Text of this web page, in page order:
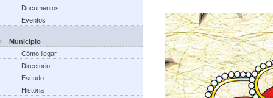
Documentos
Eventos
Municipio
Cómo llegar
Directorio
Escudo
Historia